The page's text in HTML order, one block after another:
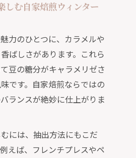
しむ自家焙煎ウィンター
力のひとつに、カラメルや
ばしさがあります。これら
豆の糖分がキャラメリゼさ
です。自家焙煎ならではの
ランスが絶妙に仕上がりま
には、抽出方法にもこだ
えば、フレンチプレスやペ